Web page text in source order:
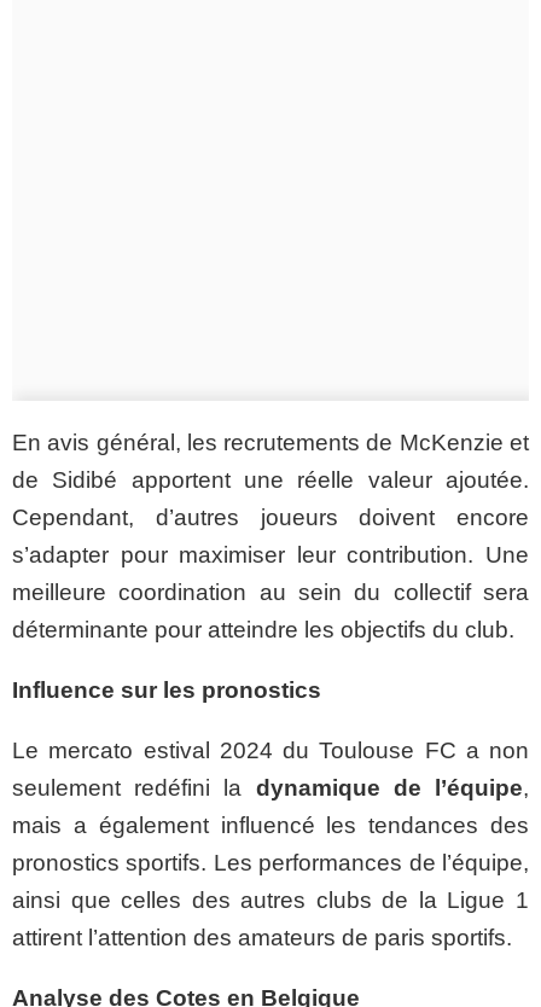
En avis général, les recrutements de McKenzie et
de Sidibé apportent une réelle valeur ajoutée.
Cependant, d’autres joueurs doivent encore
s’adapter pour maximiser leur contribution. Une
meilleure coordination au sein du collectif sera
déterminante pour atteindre les objectifs du club.
Influence sur les pronostics
Le mercato estival 2024 du Toulouse FC a non
seulement redéfini la dynamique de l’équipe,
mais a également influencé les tendances des
pronostics sportifs. Les performances de l’équipe,
ainsi que celles des autres clubs de la Ligue 1
attirent l’attention des amateurs de paris sportifs.
Analyse des Cotes en Belgique